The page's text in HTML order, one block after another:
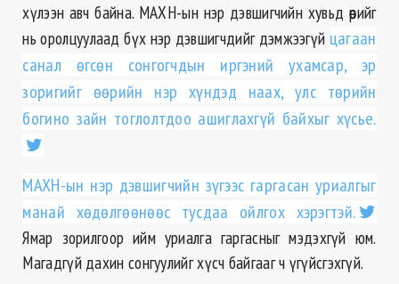
хүлээн авч байна. МАХН-ын нэр дэвшигчийн хувьд өөрийг
нь оролцуулаад бүх нэр дэвшигчдийг дэмжээгүй цагаан
санал өгсөн сонгогчдын иргэний ухамсар, эр
зоригийг өөрийн нэр хүндэд наах, улс төрийн
богино зайн тоглолтдоо ашиглахгүй байхыг хүсье.
МАХН-ын нэр дэвшигчийн зүгээс гаргасан уриалгыг
манай хөдөлгөөнөөс тусдаа ойлгох хэрэгтэй.
Ямар зорилгоор ийм уриалга гаргасныг мэдэхгүй юм.
Магадгүй дахин сонгуулийг хүсч байгааг ч үгүйсгэхгүй.